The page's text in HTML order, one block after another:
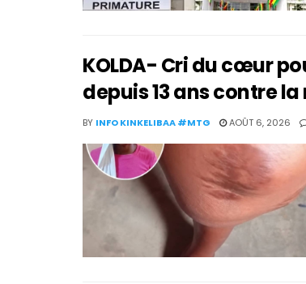
KOLDA- Cri du cœur
depuis 13 ans contre
BY INFO KINKELIBAA #MTG AOÛT 6, 2026